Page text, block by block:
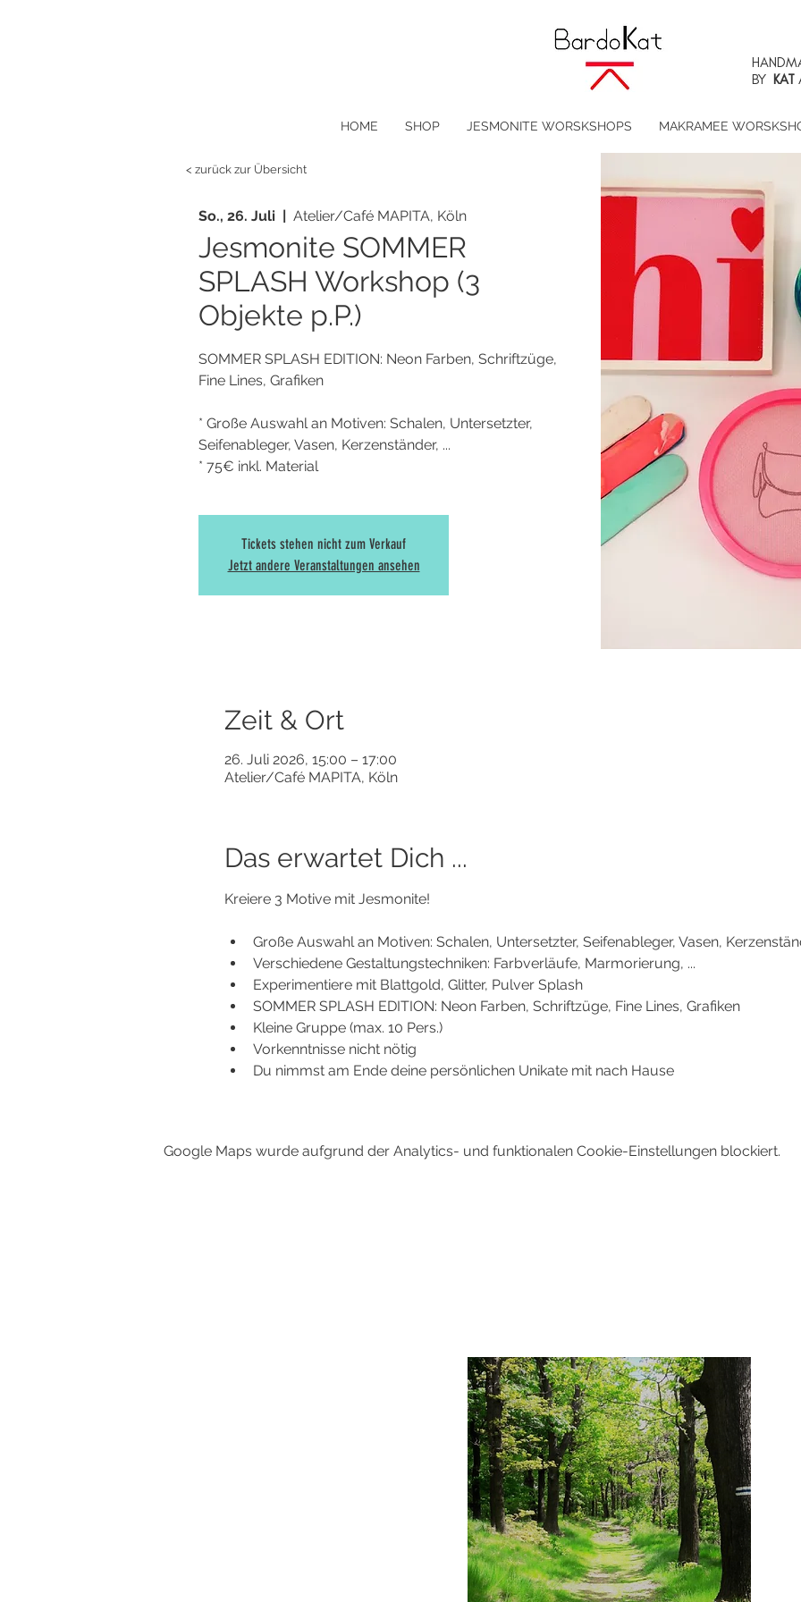
BY KAT
HOME SHOP JESMONITE WORSKSHOPS MAKRAMEE
So., 26. Juli
  |
Atelier/Café MAPITA, Köln
Jesmonite SOMMER
SPLASH Workshop (3
Objekte p.P.)
SOMMER SPLASH EDITION: Neon Farben, Schriftzüge,
Fine Lines, Grafiken
* Große Auswahl an Motiven: Schalen, Untersetzter,
Seifenableger, Vasen, Kerzenständer, ...
* 75€ inkl. Material
Tickets stehen nicht zum Verkauf
Jetzt andere Veranstaltungen ansehen
Zeit & Ort
26. Juli 2026, 15:00 – 17:00
Atelier/Café MAPITA, Köln
Das erwartet Dich ...
Kreiere 3 Motive mit Jesmonite!
Große Auswahl an Motiven: Schalen, Untersetzter, Seifenableger, Vasen,
Verschiedene Gestaltungstechniken: Farbverläufe, Marmorierung, ...
Experimentiere mit Blattgold, Glitter, Pulver Splash
SOMMER SPLASH EDITION: Neon Farben, Schriftzüge, Fine Lines, Grafiken
Kleine Gruppe (max. 10 Pers.)
Vorkenntnisse nicht nötig
Du nimmst am Ende deine persönlichen Unikate mit nach Hause
Google Maps wurde aufgrund der Analytics- und funktionalen Cookie-Einstellungen blockiert.
< zurück zur Übersicht
♡ Das ist BARDO ♡